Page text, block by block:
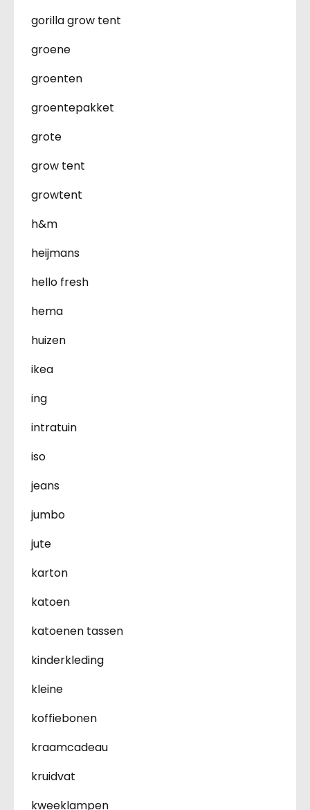
gorilla grow tent
groene
groenten
groentepakket
grote
grow tent
growtent
h&m
heijmans
hello fresh
hema
huizen
ikea
ing
intratuin
iso
jeans
jumbo
jute
karton
katoen
katoenen tassen
kinderkleding
kleine
koffiebonen
kraamcadeau
kruidvat
kweeklampen